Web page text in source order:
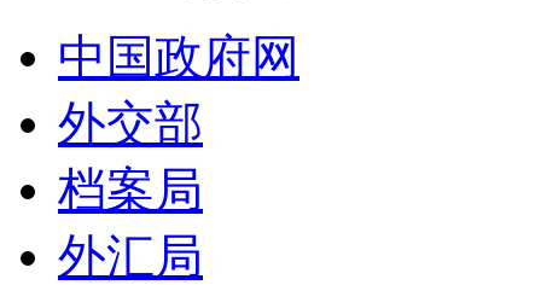
中国政府网
外交部
档案局
外汇局